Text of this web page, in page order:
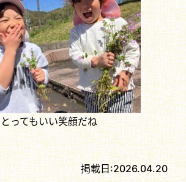
とってもいい笑顔だね
掲載日:2026.04.20